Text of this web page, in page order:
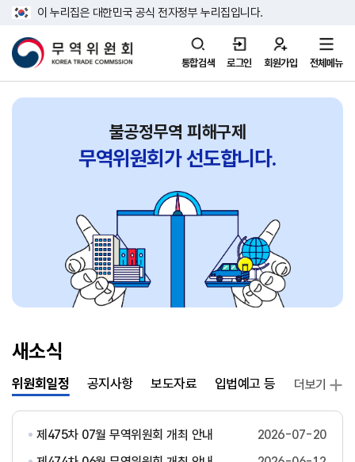
이 누리집은 대한민국 공식 전자정부 누리집입니다.
통합검색 로그인 회원가입 전체메뉴
불공정무역 피해구제
무역위원회가선도합니다.
새소식
위원회일정
제475차 07월 무역위원회 개최 안내
2026-07-20
더보기
공지사항 보도자료 입법예고 등 발간자료